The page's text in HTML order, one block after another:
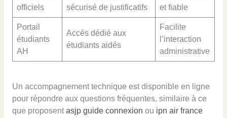
officiels
sécurisé de justificatifs
et fiable
Portail
étudiants
AH
Accès dédié aux
étudiants aidés
Facilite
l’interaction
administrative
Un accompagnement technique est disponible en ligne
pour répondre aux questions fréquentes, similaire à ce
que proposentasjp guide connexion ou ipn air france